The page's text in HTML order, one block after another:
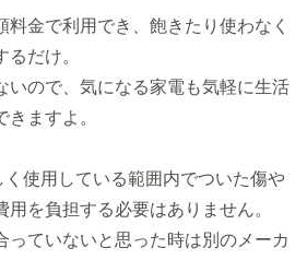
料金で利用でき、飽きたり使わなく
だけ。
いので、気になる家電も気軽に生活
ますよ。
く使用している範囲内でついた傷や
を負担する必要はありません。
っていないと思った時は別のメーカ